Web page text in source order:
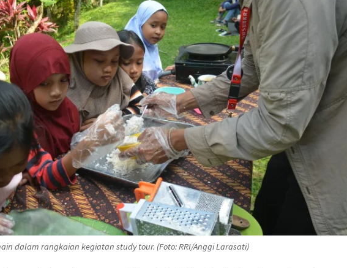
dalam rangkaian kegiatan study tour. (Foto: RRI/Anggi Larasati)